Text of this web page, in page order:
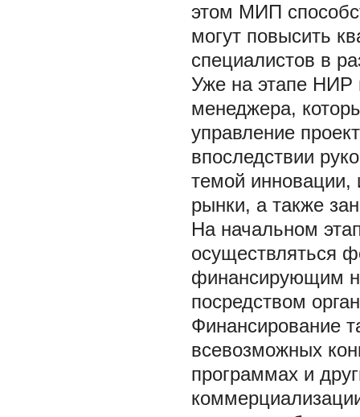
этом МИП
могут повысить
специалистов в
Уже на этапе НИР
менеджера,
управление
впоследствии
темой
рынки, а также
На начальном
осуществляться
финансирующим
посредством
Финансирование
всевозможных
программах и